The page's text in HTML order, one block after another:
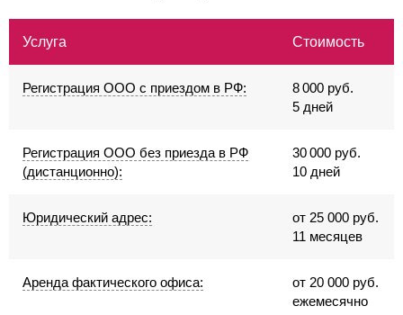
Услуга Стоимость
Регистрация ООО с приездом в РФ:
8 000 руб.
5 дней
Регистрация ООО без приезда в РФ
(дистанционно):
30 000 руб.
10 дней
Юридический адрес:
от 25 000 руб.
11 месяцев
Аренда фактического офиса:
от 20 000 руб.
ежемесячно